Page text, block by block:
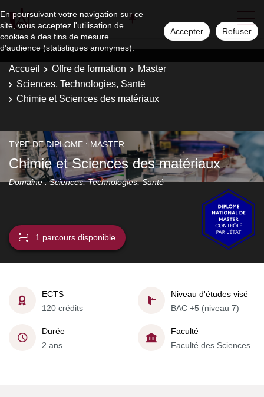
En poursuivant votre navigation sur ce
site, vous acceptez l'utilisation de
cookies à des fins de mesure
d'audience (statistiques anonymes).
Accepter Refuser
Accueil Offre de formation
Master
Sciences, Technologies, Santé
Chimie et Sciences des matériaux
TYPE DE DIPLOME : MASTER
Chimie et Sciences des matériaux
Domaine : Sciences, Technologies, Santé
1 parcours disponible
ECTS
120 crédits
Niveau d'études visé
BAC +5 (niveau 7)
Durée
2 ans
Faculté
Faculté des Sciences